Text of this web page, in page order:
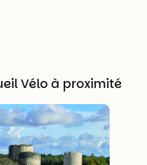
Vélo à proximité